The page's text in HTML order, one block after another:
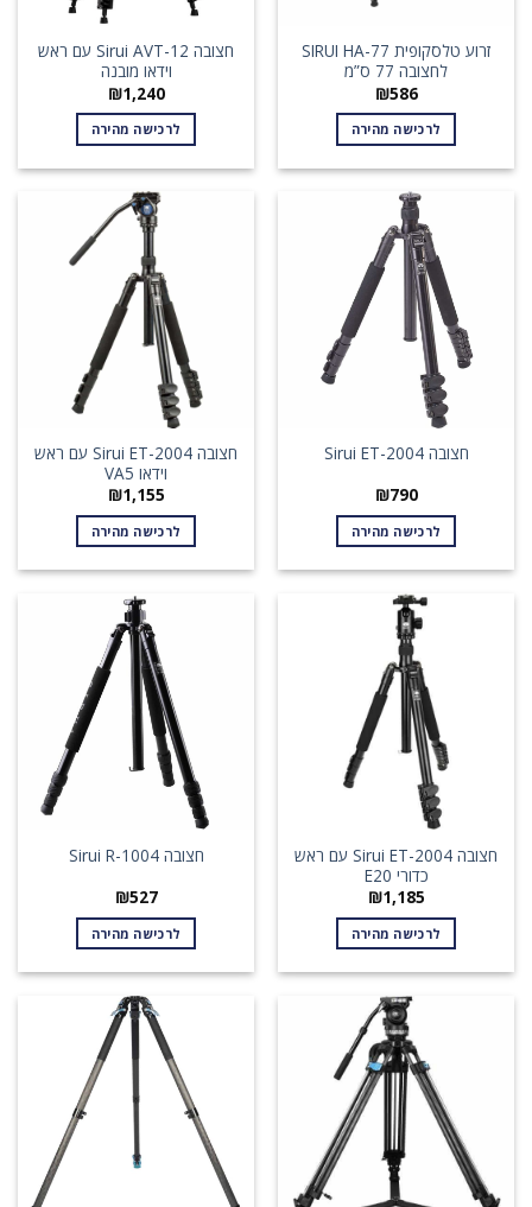
זרוע טלסקופית SIRUI HA-77
לחצובה 77 ס”מ
₪586
לרכישה מהירה
חצובה Sirui AVT-12 עם ראש
וידאו מובנה
₪1,240
לרכישה מהירה
חצובה Sirui ET-2004
₪790
לרכישה מהירה
חצובה Sirui ET-2004 עם ראש
וידאו VA5
₪1,155
לרכישה מהירה
חצובה Sirui ET-2004 עם ראש
כדורי E20
₪1,185
לרכישה מהירה
חצובה Sirui R-1004
₪527
לרכישה מהירה